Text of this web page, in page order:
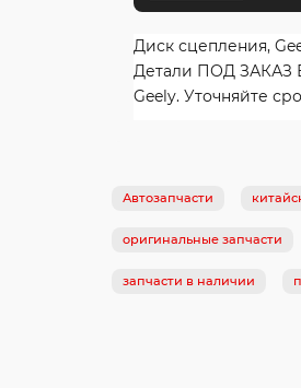
Диск сцепления,
Детали ПОД ЗАКАЗ
Geely. Уточняйте
Автозапчасти
оригинальные запчасти
запчасти в наличии